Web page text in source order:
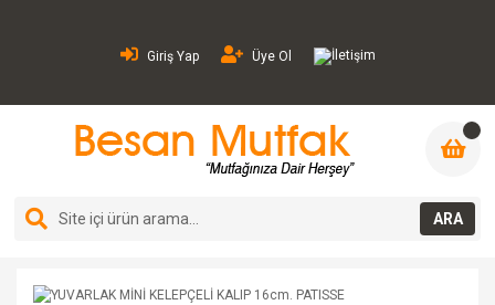
Giriş Yap Üye Ol İletişim
ARA